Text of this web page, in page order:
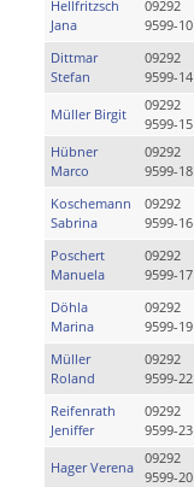
Hellfritzsch
Jana
09292
9599-10
Dittmar
Stefan
09292
9599-14
Müller Birgit
09292
9599-15
Hübner
Marco
09292
9599-18
Koschemann
Sabrina
09292
9599-16
Poschert
Manuela
09292
9599-17
Döhla
Marina
09292
9599-19
Müller
Roland
09292
9599-22
Reifenrath
Jeniffer
09292
9599-23
Hager Verena
09292
9599-20